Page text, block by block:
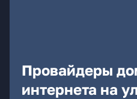
Провайдеры
интернета на